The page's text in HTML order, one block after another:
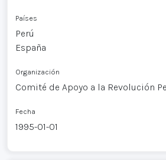
Países
Perú
España
Organización
Comité de Apoyo a la Revolución
Fecha
1995-01-01